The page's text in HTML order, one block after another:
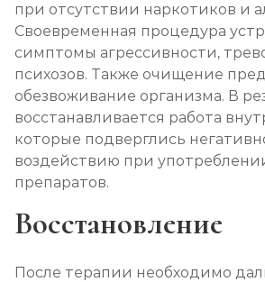
при отсутствии наркотиков и
Своевременная процедура
симптомы агрессивности,
психозов. Также очищение
обезвоживание организма. В
восстанавливается работа
которые подверглись
воздействию при
препаратов.
Восстановление
После терапии необходимо